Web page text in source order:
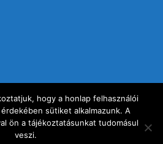
hogy a honlap felhasználói
sütiket alkalmazunk. A
ön a tájékoztatásunkat tudomásul
veszi.